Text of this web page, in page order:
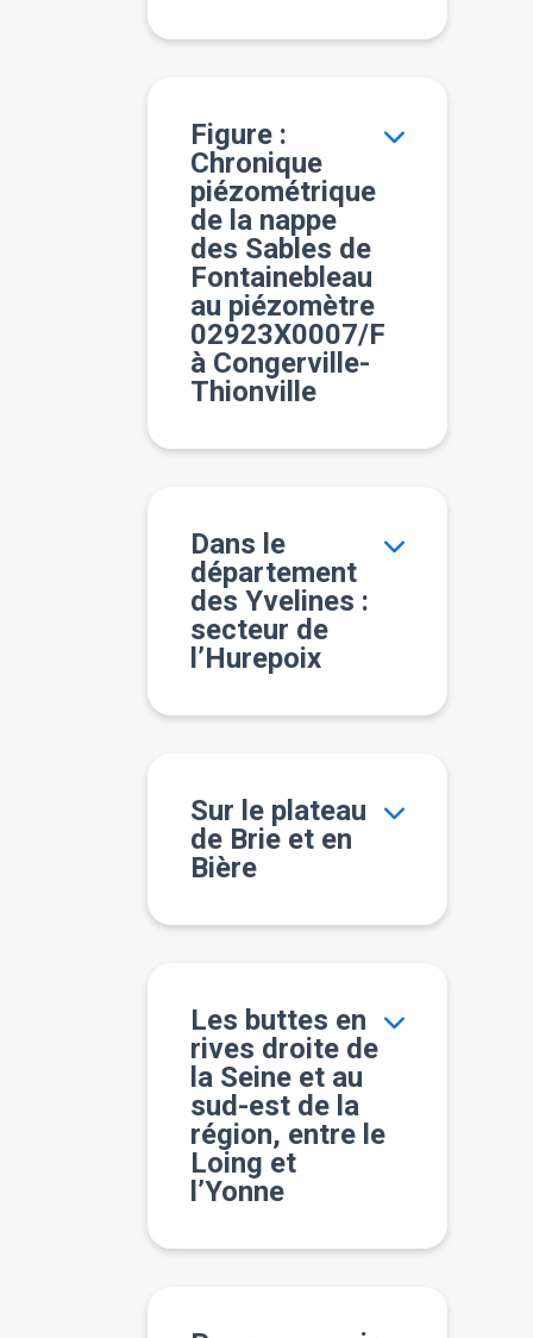
Figure :
Chronique
piézométrique
de la nappe
des Sables de
Fontainebleau
au piézomètre
02923X0007/F
à Congerville-
Thionville
Dans le
département
des Yvelines :
secteur de
l’Hurepoix
Sur le plateau
de Brie et en
Bière
Les buttes en
rives droite de
la Seine et au
sud-est de la
région, entre le
Loing et
l’Yonne